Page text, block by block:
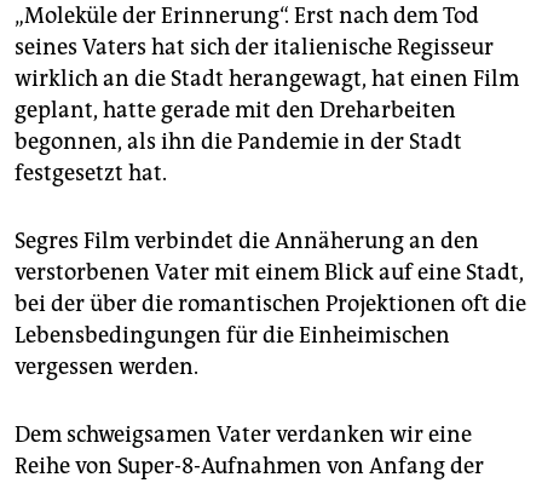
„Moleküle der Erinnerung“. Erst nach dem Tod
seines Vaters hat sich der italienische Regisseur
wirklich an die Stadt herangewagt, hat einen Film
geplant, hatte gerade mit den Dreharbeiten
begonnen, als ihn die Pandemie in der Stadt
festgesetzt hat.
Segres Film verbindet die Annäherung an den
verstorbenen Vater mit einem Blick auf eine Stadt,
bei der über die romantischen Projektionen oft die
Lebensbedingungen für die Einheimischen
vergessen werden.
Dem schweigsamen Vater verdanken wir eine
Reihe von Super-8-Aufnahmen von Anfang der